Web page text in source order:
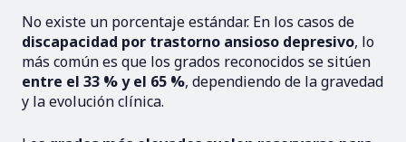
No existe un porcentaje estándar. En los casos de
discapacidad por trastorno ansioso depresivo, lo
más común es que los grados reconocidos se sitúen
entre el 33 % y el 65 %, dependiendo de la gravedad
y la evolución clínica.